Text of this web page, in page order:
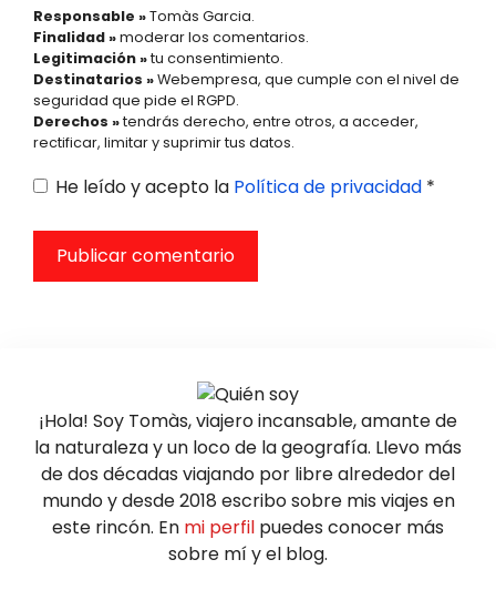
Responsable »Tomàs Garcia.
Finalidad »moderar los comentarios.
Legitimación »tu consentimiento.
Destinatarios »Webempresa, que cumple con el nivel de
seguridad que pide el RGPD.
Derechos »tendrás derecho, entre otros, a acceder,
rectificar, limitar y suprimir tus datos.
He leído y acepto la Política de privacidad *
¡Hola! Soy Tomàs, viajero incansable, amante de
la naturaleza y un loco de la geografía. Llevo más
de dos décadas viajando por libre alrededor del
mundo y desde 2018 escribo sobre mis viajes en
este rincón. En mi perfil puedes conocer más
sobre mí y el blog.